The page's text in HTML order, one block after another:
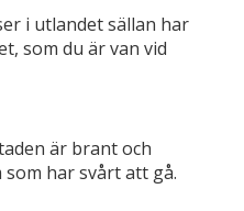
i utlandet sällan har
som du är van vid
är brant och
har svårt att gå.